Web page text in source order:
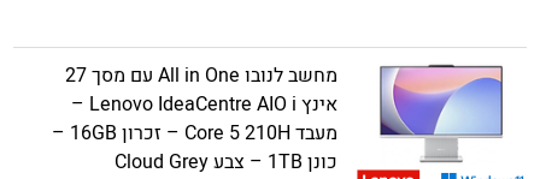
מחשב לנובו All in One עם מסך 27
אינץ Lenovo IdeaCentre AIO i –
מעבד Core 5 210H – זכרון 16GB –
כונן 1TB – צבע Cloud Grey